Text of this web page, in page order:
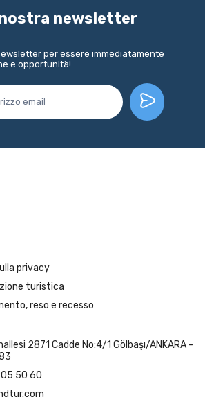
newsletter
per essere immediatamente
e opportunità!
privacy
turistica
reso e recesso
2871 Cadde No:4/1 Gölbaşı/ANKARA -
50 60